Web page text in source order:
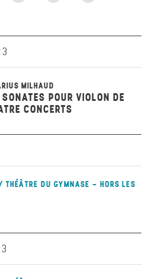
MILHAUD
POUR VIOLON DE
CONCERTS
THÉÂTRE DU GYMNASE - HORS LES